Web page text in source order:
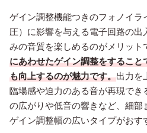
ゲイン調整機能つきのフォノイ
圧）に影響を与える電子回路の
みの音質を楽しめるのがメリット
にあわせたゲイン調整をするこ
も向上するのが魅力です。出力を
臨場感や迫力のある音が再現で
の広がりや低音の響きなど、細部
ゲイン調整幅の広いタイプがおす